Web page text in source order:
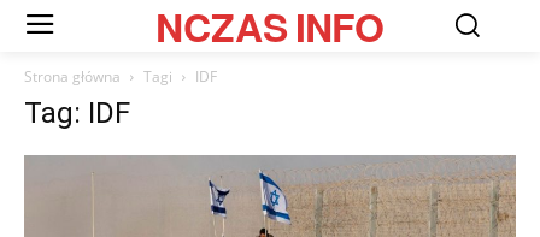
NCZASINFO
Strona główna Tagi IDF
Tag: IDF